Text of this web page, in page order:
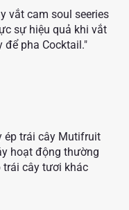
vắt cam soul seeries
sự hiệu quả khi vắt
để pha Cocktail."
ép trái cây Mutifruit
hoạt động thường
trái cây tươi khác